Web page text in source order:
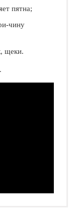
пятна;
чину
щеки.